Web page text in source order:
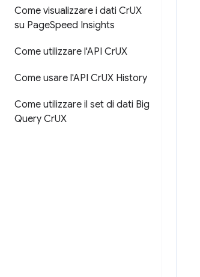
Come visualizzare i dati CrUX
su PageSpeed Insights
Come utilizzare l'API CrUX
Come usare l'API CrUX History
Come utilizzare il set di dati Big
Query CrUX